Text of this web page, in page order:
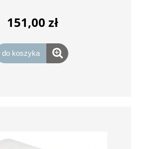
151,00 zł
do koszyka